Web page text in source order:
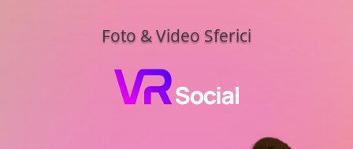
Foto & Video Sferici